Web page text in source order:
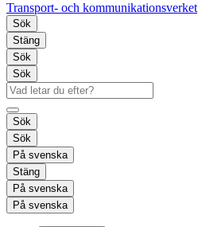
Transport- och kommunikationsverket
Sök
Stäng
Sök
Sök
Sök
Sök
På svenska
Stäng
På svenska
På svenska